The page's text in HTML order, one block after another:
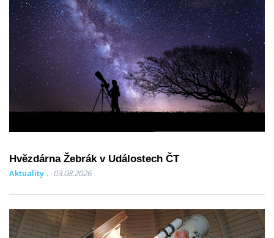
Hvězdárna Žebrák v Událostech ČT
Aktuality 03.08.2026